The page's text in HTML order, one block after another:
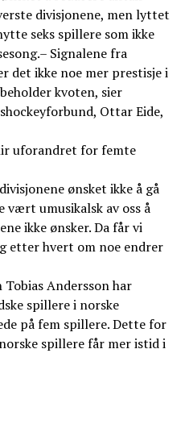
divisjonene, men lyttet
seks spillere som ikke
Signalene fra
det ikke noe mer prestisje i
kvoten, sier
Ottar Eide,
uforandret for femte
ønsket ikke å gå
vært umusikalsk av oss å
ikke ønsker. Da får vi
etter hvert om noe endrer
Andersson har
spillere i norske
på fem spillere. Dette for
spillere får mer istid i